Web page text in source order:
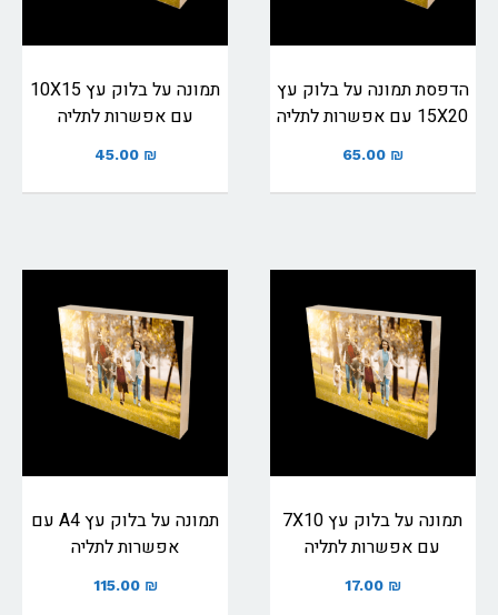
הדפסת תמונה על בלוק עץ
15X20 עם אפשרות לתליה
65.00 ₪
תמונה על בלוק עץ 10X15
עם אפשרות לתליה
45.00 ₪
תמונה על בלוק עץ 7X10
עם אפשרות לתליה
17.00 ₪
תמונה על בלוק עץ A4 עם
אפשרות לתליה
115.00 ₪